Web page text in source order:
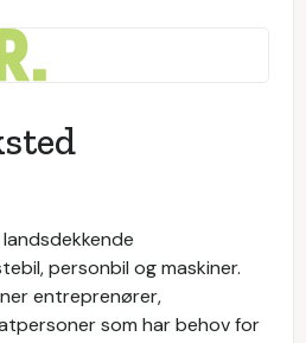
personbil og maskiner.
entreprenører,
som har behov for